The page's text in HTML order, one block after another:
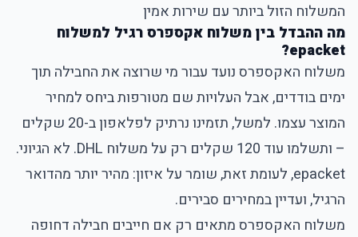
המשלוח הזול ביותר עם שירות אמין
מה ההבדל בין משלוח אקספרס רגיל למשלוח
epacket?
משלוח האקספרס נועד עבור מי שרוצה את החבילה תוך
ימים בודדים, אבל העלויות שם מטורפות ביחס למחיר
המוצר עצמו. למשל, תזמינו נרתיק לפלאפון ב-20 שקלים
– ותשלמו עוד 120 שקלים רק על משלוח DHL. לא הגיוני.
epacket, לעומת זאת, שומר על איזון: מהיר יותר מהדואר
הרגיל, ועדיין במחירים סבירים.
משלוח האקספרס מתאים רק אם חייבים חבילה דחופה